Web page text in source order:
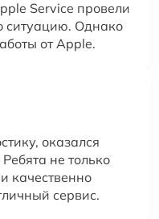
Service провели
ситуацию. Однако
от Apple.
оказался
не только
качественно
сервис.